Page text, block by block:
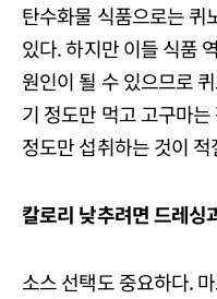
탄수화물 식품으로는 퀴
있다. 하지만 이들 식품
원인이 될 수 있으므로
기 정도만 먹고 고구마
정도만 섭취하는 것이
칼로리 낮추려면 드레싱
소스 선택도 중요하다.